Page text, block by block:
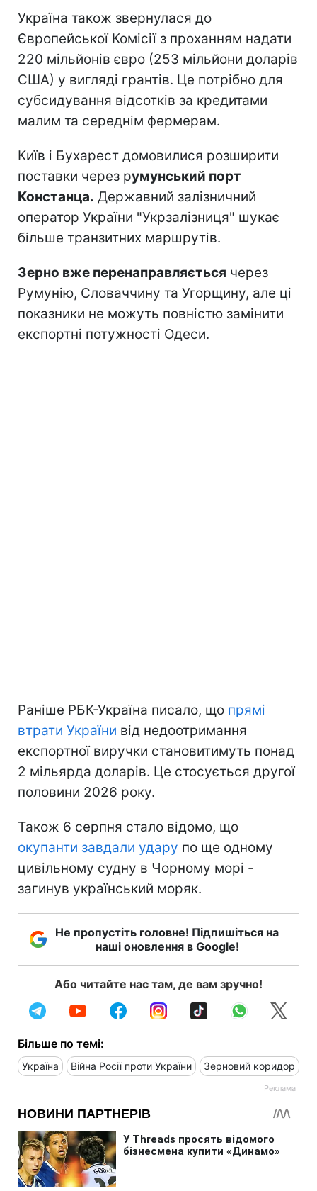
Україна також звернулася до
Європейської Комісії з проханням надати
220 мільйонів євро (253 мільйони доларів
США) у вигляді грантів. Це потрібно для
субсидування відсотків за кредитами
малим та середнім фермерам.
Київ і Бухарест домовилися розширити
поставки через румунський порт
Констанца. Державний залізничний
оператор України "Укрзалізниця" шукає
більше транзитних маршрутів.
Зерно вже перенаправляється через
Румунію, Словаччину та Угорщину, але ці
показники не можуть повністю замінити
експортні потужності Одеси.
Раніше РБК-Україна писало, що прямі
втрати України від недоотримання
експортної виручки становитимуть понад
2 мільярда доларів. Це стосується другої
половини 2026 року.
Також 6 серпня стало відомо, що
окупанти завдали удару по ще одному
цивільному судну в Чорному морі -
загинув український моряк.
Не пропустіть головне! Підпишіться на
наші оновлення в Google!
Або читайте нас там, де вам зручно!
Більше по темі:
Україна Війна Росії проти України Зерновий коридор